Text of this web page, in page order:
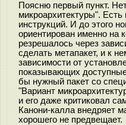
Поясню первый пункт.
микроархитектуры".
инструкций. И до этого
ориентирован именно на
резрешалось через
сделать метапакет, и к
зависимости от
показывающих
бы нужный пакет со
"Вариант
и его даже критиковал
Канони-калла внедряет
хорошего не предвещает.